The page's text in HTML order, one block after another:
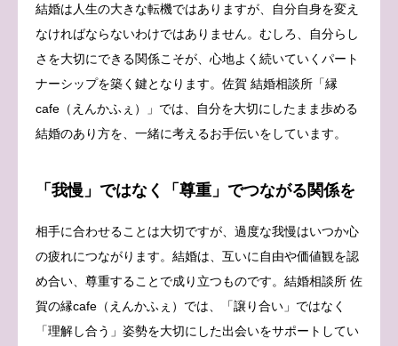
結婚は人生の大きな転機ではありますが、自分自身を変え
なければならないわけではありません。むしろ、自分らし
さを大切にできる関係こそが、心地よく続いていくパート
ナーシップを築く鍵となります。佐賀 結婚相談所「縁
cafe（えんかふぇ）」では、自分を大切にしたまま歩める
結婚のあり方を、一緒に考えるお手伝いをしています。
「我慢」ではなく「尊重」でつながる関係を
相手に合わせることは大切ですが、過度な我慢はいつか心
の疲れにつながります。結婚は、互いに自由や価値観を認
め合い、尊重することで成り立つものです。結婚相談所 佐
賀の縁cafe（えんかふぇ）では、「譲り合い」ではなく
「理解し合う」姿勢を大切にした出会いをサポートしてい